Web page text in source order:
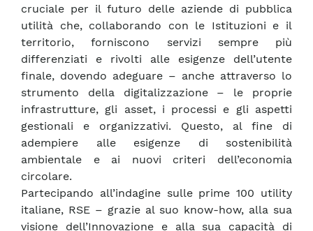
cruciale per il futuro delle aziende di pubblica
utilità che, collaborando con le Istituzioni e il
territorio, forniscono servizi sempre più
differenziati e rivolti alle esigenze dell’utente
finale, dovendo adeguare – anche attraverso lo
strumento della digitalizzazione – le proprie
infrastrutture, gli asset, i processi e gli aspetti
gestionali e organizzativi. Questo, al fine di
adempiere alle esigenze di sostenibilità
ambientale e ai nuovi criteri dell’economia
circolare.
Partecipando all’indagine sulle prime 100 utility
italiane, RSE – grazie al suo know-how, alla sua
visione dell’Innovazione e alla sua capacità di